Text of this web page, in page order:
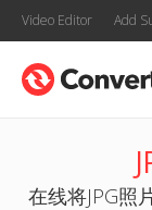
Video Editor Add
在线将JPG照